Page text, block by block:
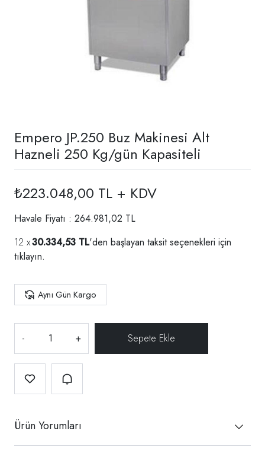
Empero JP.250 Buz Makinesi Alt
Hazneli 250 Kg/gün Kapasiteli
₺223.048,00 TL + KDV
Havale Fiyatı : 264.981,02 TL
30.334,53 TL'den başlayan taksit seçenekleri için
tıklayın.
Aynı Gün Kargo
- +
Ürün Yorumları